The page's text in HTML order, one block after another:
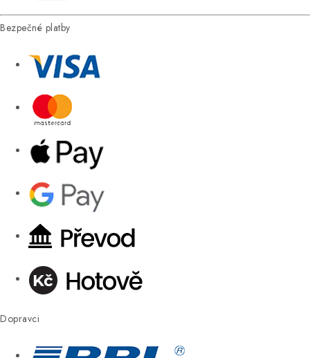
Bezpečné platby
Dopravci